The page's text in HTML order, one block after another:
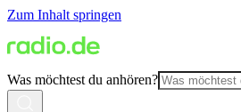
Zum Inhalt springen
Was möchtest du anhören?